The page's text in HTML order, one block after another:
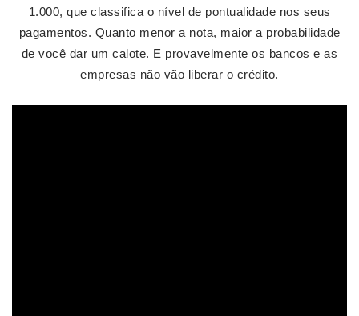
1.000, que classifica o nível de pontualidade nos seus
pagamentos. Quanto menor a nota, maior a probabilidade
de você dar um calote. E provavelmente os bancos e as
empresas não vão liberar o crédito.